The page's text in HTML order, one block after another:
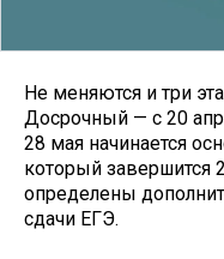
Не меняются и три
Досрочный — с 20
28 мая начинается
который завершится
определены
сдачи ЕГЭ.